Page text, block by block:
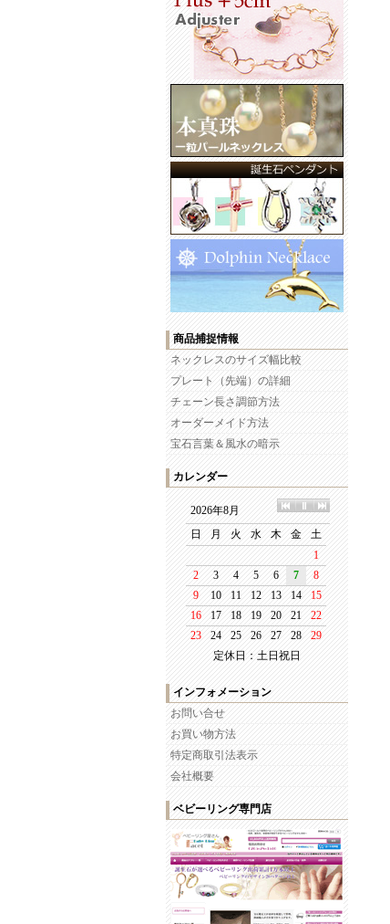
商品捕捉情報
ネックレスのサイズ幅比較
プレート（先端）の詳細
チェーン長さ調節方法
オーダーメイド方法
宝石言葉＆風水の暗示
カレンダー
定休日：土日祝日
インフォメーション
お問い合せ
お買い物方法
特定商取引法表示
会社概要
ベビーリング専門店